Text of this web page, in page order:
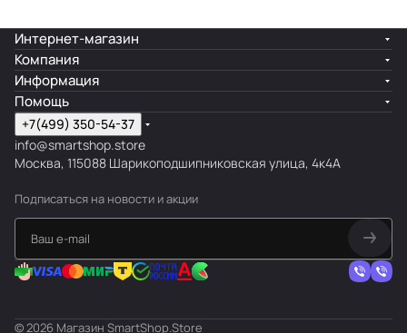
Интернет-магазин
Компания
Информация
Помощь
+7(499) 350-54-37
info@smartshop.store
Москва, 115088 Шарикоподшипниковская улица, 4к4А
Подписаться на новости и акции
© 2026 Магазин SmartShop.Store